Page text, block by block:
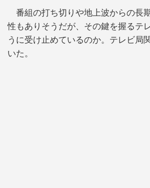
番組の打ち切りや地上波からの長
性もありそうだが、その鍵を握るテ
うに受け止めているのか。テレビ局
いた。